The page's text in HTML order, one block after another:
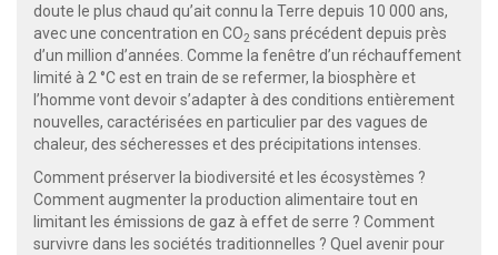
doute le plus chaud qu’ait connu la Terre depuis 10 000 ans,
avec une concentration en CO2 sans précédent depuis près
d’un million d’années. Comme la fenêtre d’un réchauffement
limité à 2 °C est en train de se refermer, la biosphère et
l’homme vont devoir s’adapter à des conditions entièrement
nouvelles, caractérisées en particulier par des vagues de
chaleur, des sécheresses et des précipitations intenses.
Comment préserver la biodiversité et les écosystèmes ?
Comment augmenter la production alimentaire tout en
limitant les émissions de gaz à effet de serre ? Comment
survivre dans les sociétés traditionnelles ? Quel avenir pour